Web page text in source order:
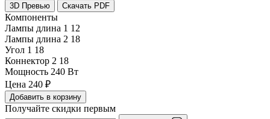
3D Превью Скачать PDF
Компоненты
Лампы длина 1 12
Лампы длина 2 18
Угол 1 18
Коннектор 2 18
Мощность 240 Вт
Цена 240 ₽
Добавить в корзину
Получайте скидки первым